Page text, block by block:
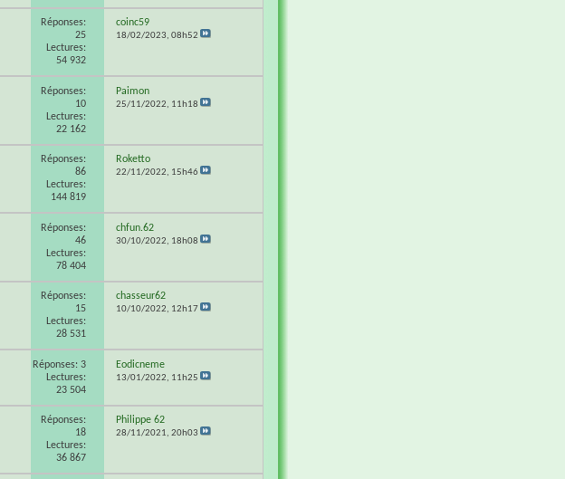
Réponses:
25
Lectures:
54 932
coinc59
18/02/2023, 08h52
Réponses:
10
Lectures:
22 162
Paimon
25/11/2022, 11h18
Réponses:
86
Lectures:
144 819
Roketto
22/11/2022, 15h46
Réponses:
46
Lectures:
78 404
chfun.62
30/10/2022, 18h08
Réponses:
15
Lectures:
28 531
chasseur62
10/10/2022, 12h17
Réponses: 3
Lectures:
23 504
Eodicneme
13/01/2022, 11h25
Réponses:
18
Lectures:
36 867
Philippe 62
28/11/2021, 20h03